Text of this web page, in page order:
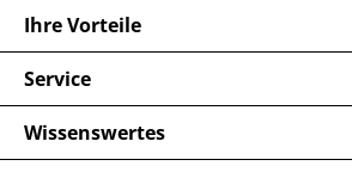
Ihre Vorteile
Service
Wissenswertes